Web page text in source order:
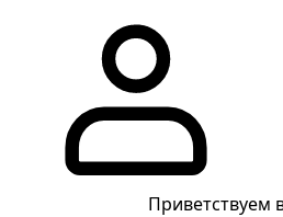
Приветствуем